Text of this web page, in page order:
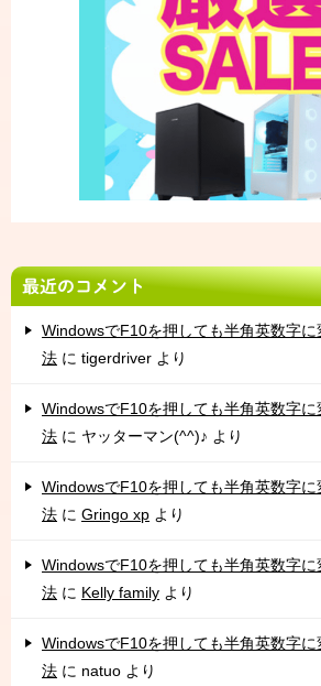
最近のコメント
WindowsでF10を押しても半角英数字
法 に tigerdriver より
WindowsでF10を押しても半角英数字
法 に ヤッターマン(^^)♪ より
WindowsでF10を押しても半角英数字
法 に Gringo xp より
WindowsでF10を押しても半角英数字
法 に Kelly family より
WindowsでF10を押しても半角英数字
法 に natuo より